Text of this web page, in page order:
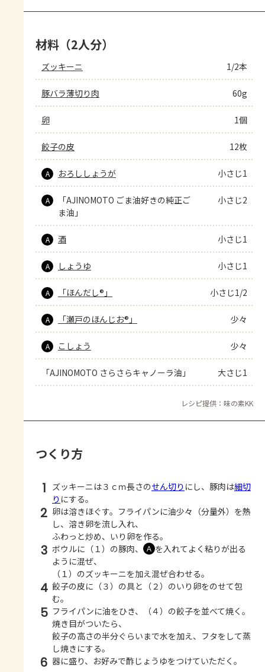
材料（2人分）
ズッキーニ 1/2本
豚バラ薄切り肉 60g
卵 1個
餃子の皮 12枚
A おろししょうが 小さじ1
A
「AJINOMOTO ごま油好きの純正ご
ま油」
小さじ2
A 酒 小さじ1
A しょうゆ 小さじ1
A 「ほんだし®」 小さじ1/2
A 「瀬戸のほんじお®」 少々
A こしょう 少々
「AJINOMOTO さらさらキャノーラ油」 大さじ1
レシピ提供：味の素KK
つくり方
1 ズッキーニは３ｃｍ長さのせん切り にし、豚肉は細切
り にする。
2 卵は溶きほぐす。フライパンに油少々（分量外）を熱
し、溶き卵を流し入れ、
ふわっと炒め、いり卵を作る。
3 ボウルに（１）の豚肉、 Ａ を入れてよく粘りが出る
ように混ぜ、
（１）のズッキーニを加え混ぜ合わせる。
4 餃子の皮に（３）の具と（２）のいり卵をのせて包
む。
5 フライパンに油をひき、（４）の餃子を並べて焼く。
焼き目がついたら、
餃子の高さの半分ぐらいまで水を加え、フタをして蒸
し焼きにする。
6 器に盛り、お好みで酢じょうゆをつけていただく。